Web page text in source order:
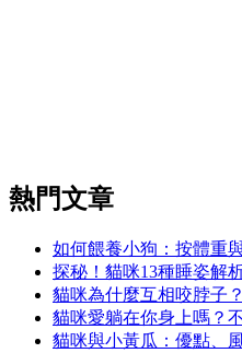
熱門文章
如何餵養小狗：按體重
探秘！貓咪13種睡姿解
貓咪為什麼互相咬脖子
貓咪愛躺在你身上嗎？
貓咪與小黃瓜：優點、